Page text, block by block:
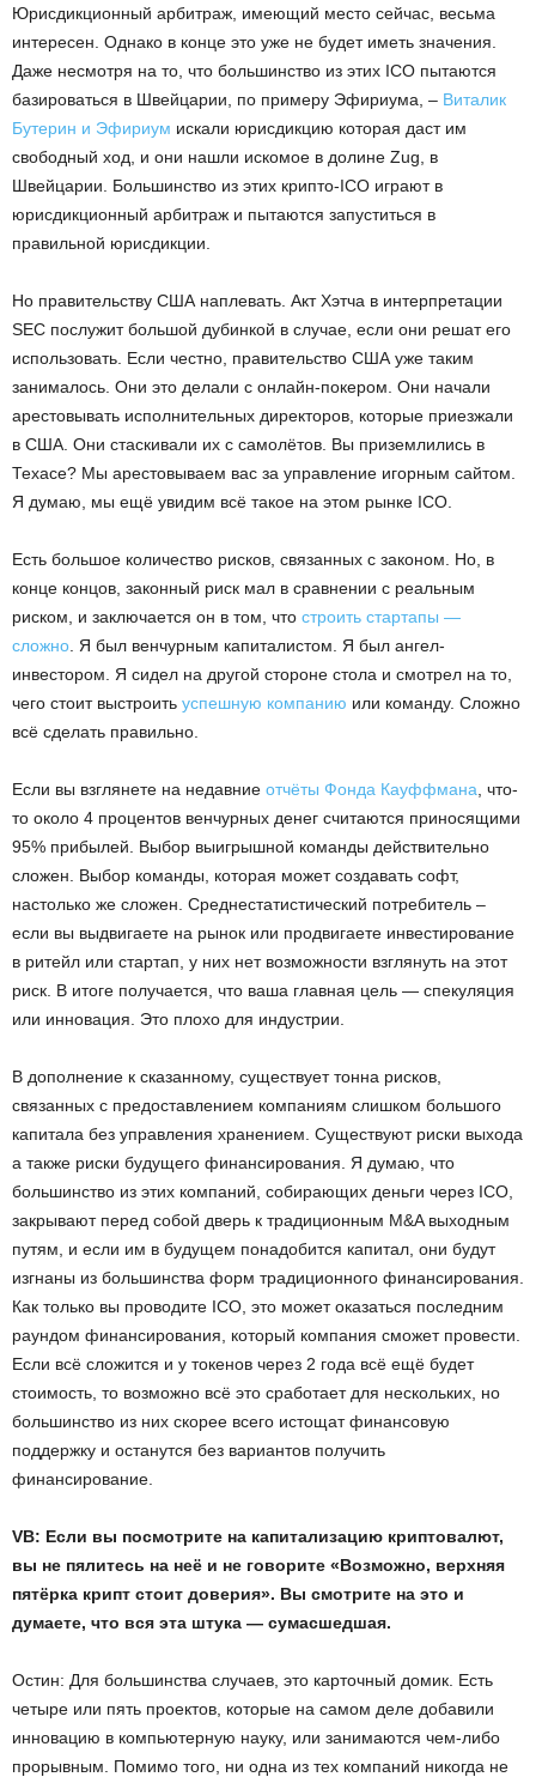
Юрисдикционный арбитраж, имеющий место сейчас, весьма
интересен. Однако в конце это уже не будет иметь значения.
Даже несмотря на то, что большинство из этих ICO пытаются
базироваться в Швейцарии, по примеру Эфириума, – Виталик
Бутерин и Эфириум искали юрисдикцию которая даст им
свободный ход, и они нашли искомое в долине Zug, в
Швейцарии. Большинство из этих крипто-ICO играют в
юрисдикционный арбитраж и пытаются запуститься в
правильной юрисдикции.
Но правительству США наплевать. Акт Хэтча в интерпретации
SEC послужит большой дубинкой в случае, если они решат его
использовать. Если честно, правительство США уже таким
занималось. Они это делали с онлайн-покером. Они начали
арестовывать исполнительных директоров, которые приезжали
в США. Они стаскивали их с самолётов. Вы приземлились в
Техасе? Мы арестовываем вас за управление игорным сайтом.
Я думаю, мы ещё увидим всё такое на этом рынке ICO.
Есть большое количество рисков, связанных с законом. Но, в
конце концов, законный риск мал в сравнении с реальным
риском, и заключается он в том, что строить стартапы —
сложно . Я был венчурным капиталистом. Я был ангел-
инвестором. Я сидел на другой стороне стола и смотрел на то,
чего стоит выстроить успешную компанию или команду. Сложно
всё сделать правильно.
Если вы взглянете на недавние отчёты Фонда Кауффмана , что-
то около 4 процентов венчурных денег считаются приносящими
95% прибылей. Выбор выигрышной команды действительно
сложен. Выбор команды, которая может создавать софт,
настолько же сложен. Среднестатистический потребитель –
если вы выдвигаете на рынок или продвигаете инвестирование
в ритейл или стартап, у них нет возможности взглянуть на этот
риск. В итоге получается, что ваша главная цель — спекуляция
или инновация. Это плохо для индустрии.
В дополнение к сказанному, существует тонна рисков,
связанных с предоставлением компаниям слишком большого
капитала без управления хранением. Существуют риски выхода
а также риски будущего финансирования. Я думаю, что
большинство из этих компаний, собирающих деньги через ICO,
закрывают перед собой дверь к традиционным M&A выходным
путям, и если им в будущем понадобится капитал, они будут
изгнаны из большинства форм традиционного финансирования.
Как только вы проводите ICO, это может оказаться последним
раундом финансирования, который компания сможет провести.
Если всё сложится и у токенов через 2 года всё ещё будет
стоимость, то возможно всё это сработает для нескольких, но
большинство из них скорее всего истощат финансовую
поддержку и останутся без вариантов получить
финансирование.
VB: Если вы посмотрите на капитализацию криптовалют,
вы не пялитесь на неё и не говорите «Возможно, верхняя
пятёрка крипт стоит доверия». Вы смотрите на это и
думаете, что вся эта штука — сумасшедшая.
Остин: Для большинства случаев, это карточный домик. Есть
четыре или пять проектов, которые на самом деле добавили
инновацию в компьютерную науку, или занимаются чем-либо
прорывным. Помимо того, ни одна из тех компаний никогда не